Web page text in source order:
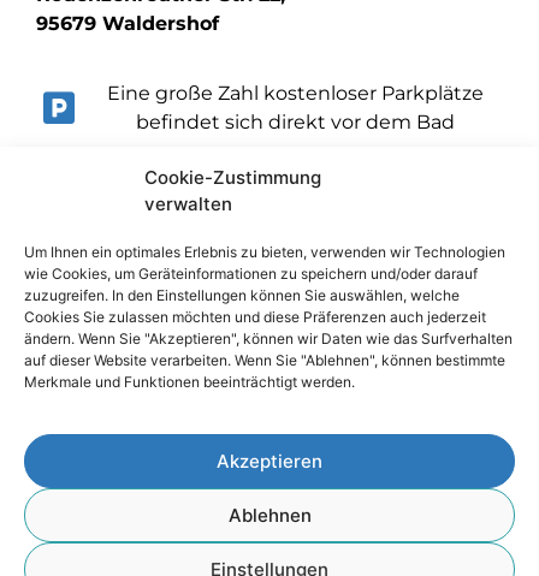
Cookie-Zustimmung
verwalten
Um Ihnen ein optimales Erlebnis zu bieten, verwenden wir Technologien
wie Cookies, um Geräteinformationen zu speichern und/oder darauf
zuzugreifen. In den Einstellungen können Sie auswählen, welche
Cookies Sie zulassen möchten und diese Präferenzen auch jederzeit
ändern. Wenn Sie "Akzeptieren", können wir Daten wie das Surfverhalten
auf dieser Website verarbeiten. Wenn Sie "Ablehnen", können bestimmte
Merkmale und Funktionen beeinträchtigt werden.
Akzeptieren
Ablehnen
Einstellungen
95679 Waldershof
Eine große Zahl kostenloser Parkplätze
befindet sich direkt vor dem Bad
Impressum
Cookie-Richtlinie
© 2026 Stadt Waldershof – Alle Angaben